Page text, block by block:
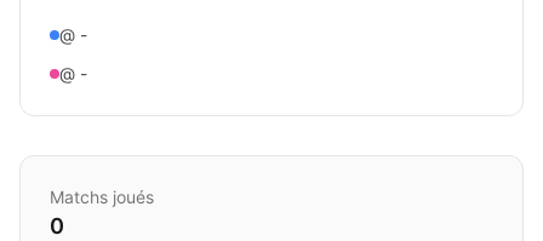
@ -
@ -
Matchs joués
0